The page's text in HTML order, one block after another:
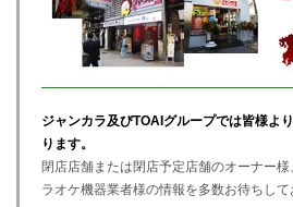
ジャンカラ及びTOAIグループでは皆様よ
ります。
閉店店舗または閉店予定店舗のオーナー
ラオケ機器業者様の情報を多数お待ちして